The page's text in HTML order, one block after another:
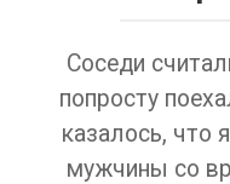
Соседи
попросту
казалось, что
мужчины со